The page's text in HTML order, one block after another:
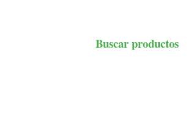
Buscar productos